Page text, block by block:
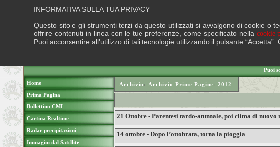
Puoi
Home
Prima Pagina
Bollettino CML
Cartina Realtime
Radar precipitazioni
Immagini dal Satellite
Archivio › Archivio Prime Pagine› 2012
21 Ottobre - Parentesi tardo-atunnale, poi clima di nuovo
14 ottobre - Dopo l’ottobrata, torna la pioggia
INFORMATIVA SULLA TUA PRIVACY
Questo sito e gli strumenti terzi da questo utilizzati si avvalgono di cookie o
offrire contenuti in linea con le tue preferenze, come specificato nella cookie
Puoi acconsentire all'utilizzo di tali tecnologie utilizzando il pulsante